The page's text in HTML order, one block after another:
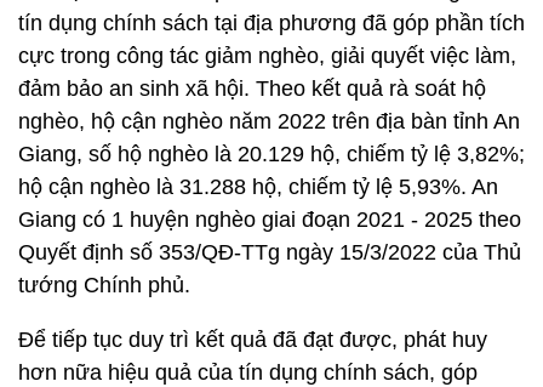
tín dụng chính sách tại địa phương đã góp phần tích
cực trong công tác giảm nghèo, giải quyết việc làm,
đảm bảo an sinh xã hội. Theo kết quả rà soát hộ
nghèo, hộ cận nghèo năm 2022 trên địa bàn tỉnh An
Giang, số hộ nghèo là 20.129 hộ, chiếm tỷ lệ 3,82%;
hộ cận nghèo là 31.288 hộ, chiếm tỷ lệ 5,93%. An
Giang có 1 huyện nghèo giai đoạn 2021 - 2025 theo
Quyết định số 353/QĐ-TTg ngày 15/3/2022 của Thủ
tướng Chính phủ.
Để tiếp tục duy trì kết quả đã đạt được, phát huy
hơn nữa hiệu quả của tín dụng chính sách, góp